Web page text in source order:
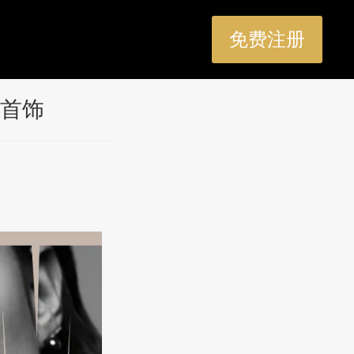
免费注册
首饰